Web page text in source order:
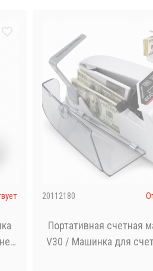
20112180
Портативная счетная
V30 / Машинка для